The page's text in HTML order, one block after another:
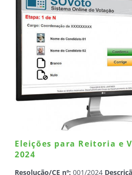
UNIFIMES Período para destinado
candidaturas:01 a 10 de abril de
Dias 23 e 24 de abril de 2025.
Eleições para Reitoria e
2024
Resolução/CE nº: 001/2024